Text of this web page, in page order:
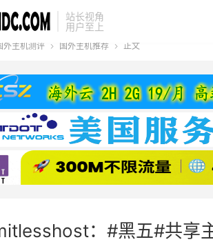
站长视角
用户至上
外主机测评  国外主机推荐  正文
：#黑五#共享